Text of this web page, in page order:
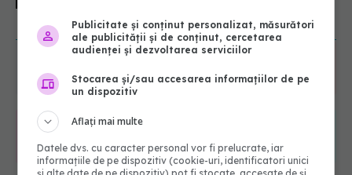
URMĂREȘTE-NE ȘI PE:
URMĂRITORI 6560
ABONAȚI
URMĂRITORI
1401
URMĂRITORI
Publicitate și conținut personalizat, măsurători
ale publicității și de conținut, cercetarea
audienței și dezvoltarea serviciilor
Stocarea și/sau accesarea informațiilor de pe
un dispozitiv
Aflați mai multe
Datele dvs. cu caracter personal vor fi prelucrate, iar
informațiile de pe dispozitiv (cookie-uri, identificatori unici